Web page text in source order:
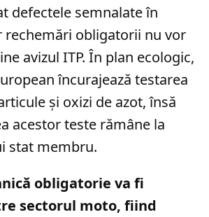
defectele semnalate în
rechemări obligatorii nu vor
avizul ITP. În plan ecologic,
încurajează testarea
și oxizi de azot, însă
acestor teste rămâne la
stat membru.
obligatorie va fi
sectorul moto, fiind